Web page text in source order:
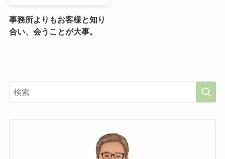
事務所よりもお客様と知り
合い、会うことが大事。